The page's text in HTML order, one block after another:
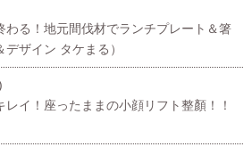
わる！地元間伐材でランチプレート＆箸
ザイン タケまる）
レイ！座ったままの小顔リフト整顏！！